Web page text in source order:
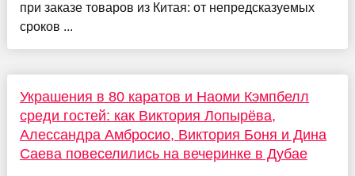
при заказе товаров из Китая: от непредсказуемых
сроков ...
Украшения в 80 каратов и Наоми Кэмпбелл
среди гостей: как Виктория Лопырёва,
Алессандра Амбросио, Виктория Боня и Дина
Саева повеселились на вечеринке в Дубае